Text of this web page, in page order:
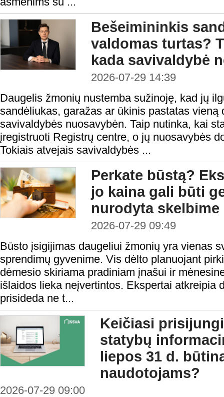
Bešeimininkis
valdomas turtas?
kada savivaldybė
2026-07-29 14:39
Daugelis žmonių nustemba sužinoję, kad jų
sandėliukas, garažas ar ūkinis pastatas vieną
savivaldybės nuosavybėn. Taip nutinka, kai
įregistruoti Registrų centre, o jų nuosavybės
Tokiais atvejais savivaldybės ...
Perkate būstą?
jo kaina gali būti
nurodyta skelbime
2026-07-29 09:49
Būsto įsigijimas daugeliui žmonių yra vienas
sprendimų gyvenime. Vis dėlto planuojant
dėmesio skiriama pradiniam įnašui ir
išlaidos lieka neįvertintos. Ekspertai atkreipia
prisideda ne t...
Keičiasi
statybų
liepos 31 d.
naudotojams?
2026-07-29 09:00